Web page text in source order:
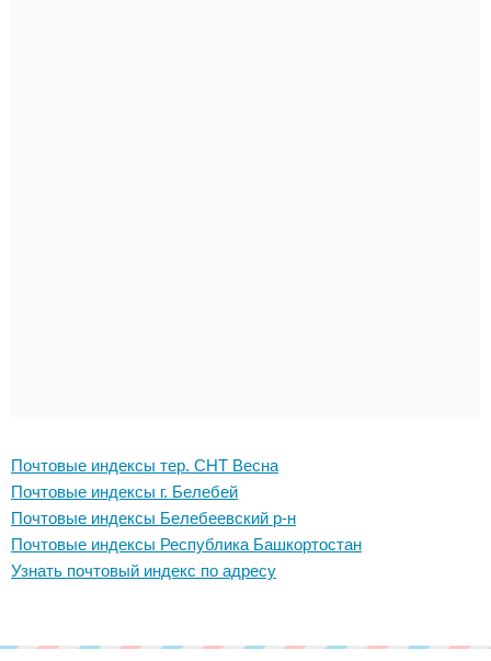
Почтовые индексы тер. СНТ Весна
Почтовые индексы г. Белебей
Почтовые индексы Белебеевский р-н
Почтовые индексы Республика Башкортостан
Узнать почтовый индекс по адресу